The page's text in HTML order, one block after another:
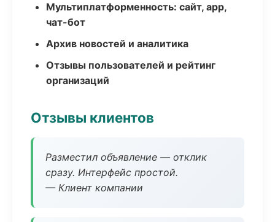
Мультиплатформенность: сайт, app,
чат-бот
Архив новостей и аналитика
Отзывы пользователей и рейтинг
организаций
Отзывы клиентов
Разместил объявление — отклик
сразу. Интерфейс простой.
— Клиент компании